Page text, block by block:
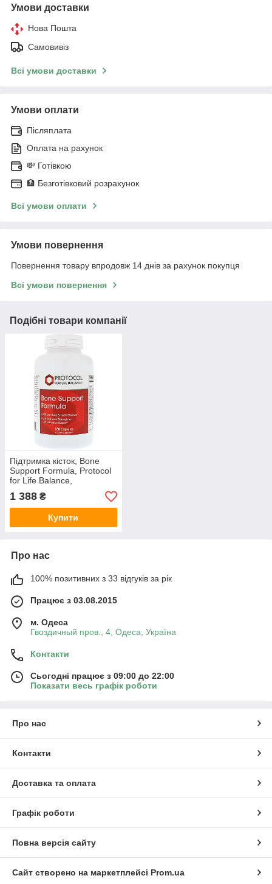
Умови доставки
Нова Пошта
Самовивіз
Всі умови доставки
Умови оплати
Післяплата
Оплата на рахунок
💸 Готівкою
🏦 Безготівковий розрахунок
Всі умови оплати
Умови повернення
Повернення товару впродовж 14 днів за рахунок покупця
Всі умови повернення
Подібні товари компанії
Підтримка кісток, Bone
Support Formula, Protocol
for Life Balance,
комплексна формула з
MCHA, 180 капсул
1 388 ₴
Купити
Про нас
100% позитивних з 33 відгуків за рік
Працює з 03.08.2015
м. Одеса
Гвоздичный пров., 4, Одеса, Україна
Контакти
Сьогодні працює з 09:00 до 22:00
Показати весь графік роботи
Про нас
Контакти
Доставка та оплата
Графік роботи
Повна версія сайту
Сайт створено на маркетплейсі Prom.ua